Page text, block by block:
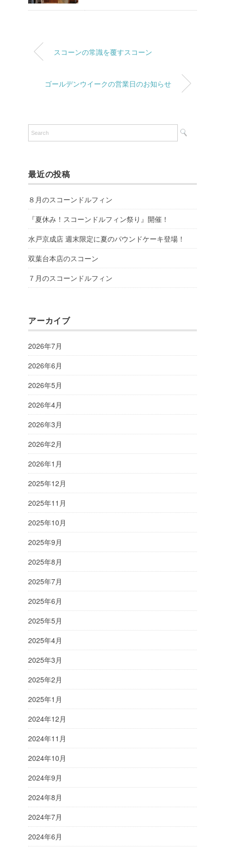
スコーンの常識を覆すスコーン
ゴールデンウイークの営業日のお知らせ
最近の投稿
８月のスコーンドルフィン
『夏休み！スコーンドルフィン祭り』開催！
水戸京成店 週末限定に夏のパウンドケーキ登場！
双葉台本店のスコーン
７月のスコーンドルフィン
アーカイブ
2026年7月
2026年6月
2026年5月
2026年4月
2026年3月
2026年2月
2026年1月
2025年12月
2025年11月
2025年10月
2025年9月
2025年8月
2025年7月
2025年6月
2025年5月
2025年4月
2025年3月
2025年2月
2025年1月
2024年12月
2024年11月
2024年10月
2024年9月
2024年8月
2024年7月
2024年6月